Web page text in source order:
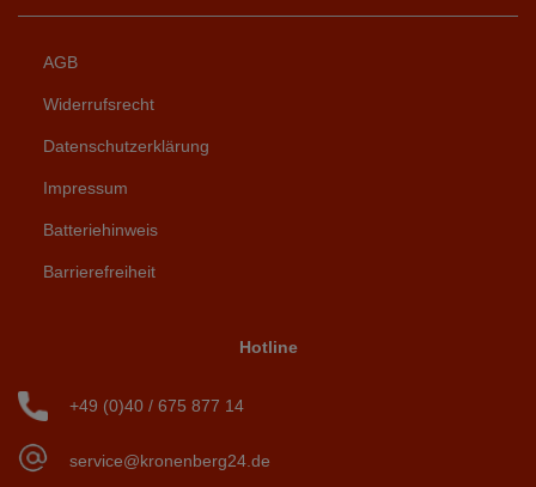
AGB
Widerrufsrecht
Datenschutzerklärung
Impressum
Batteriehinweis
Barrierefreiheit
Hotline
+49 (0)40 / 675 877 14
service@kronenberg24.de